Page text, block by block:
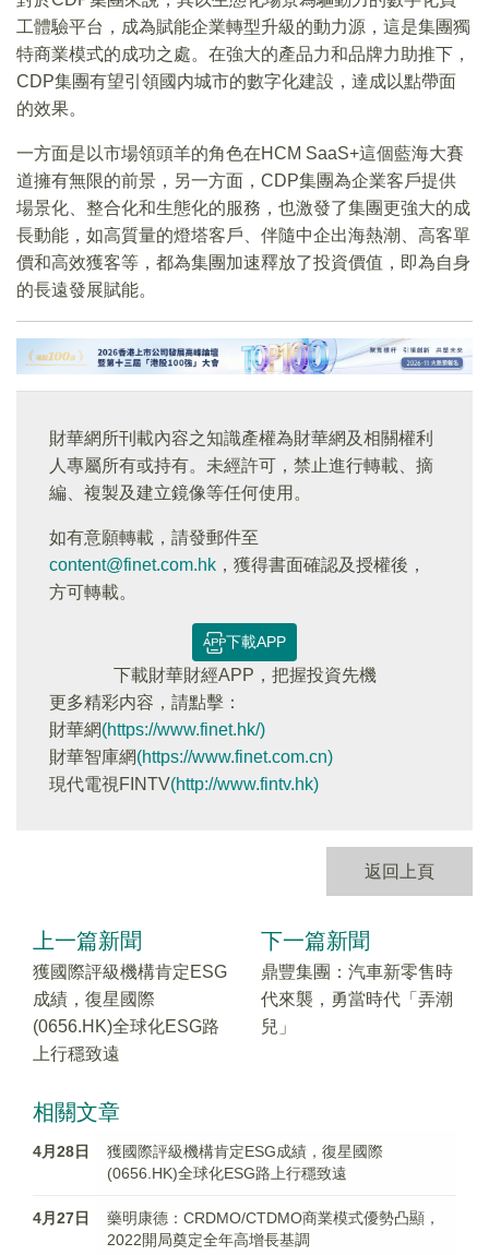
工體驗平台，成為賦能企業轉型升級的動力源，這是集團獨
特商業模式的成功之處。在強大的產品力和品牌力助推下，
CDP集團有望引領國内城市的數字化建設，達成以點帶面
的效果。
一方面是以市場領頭羊的角色在HCM SaaS+這個藍海大賽
道擁有無限的前景，另一方面，CDP集團為企業客戶提供
場景化、整合化和生態化的服務，也激發了集團更強大的成
長動能，如高質量的燈塔客戶、伴隨中企出海熱潮、高客單
價和高效獲客等，都為集團加速釋放了投資價值，即為自身
的長遠發展賦能。
財華網所刊載內容之知識產權為財華網及相關權利
人專屬所有或持有。未經許可，禁止進行轉載、摘
編、複製及建立鏡像等任何使用。
如有意願轉載，請發郵件至
content@finet.com.hk ，獲得書面確認及授權後，
方可轉載。
下載APP
下載財華財經APP，把握投資先機
更多精彩内容，請點擊：
財華網(https://www.finet.hk/)
財華智庫網(https://www.finet.com.cn)
現代電視FINTV(http://www.fintv.hk)
返回上頁
上一篇新聞
獲國際評級機構肯定ESG
成績，復星國際
(0656.HK)全球化ESG路
上行穩致遠
下一篇新聞
鼎豐集團：汽車新零售時
代來襲，勇當時代「弄潮
兒」
相關文章
4月28日
獲國際評級機構肯定ESG成績，復星國際
(0656.HK)全球化ESG路上行穩致遠
4月27日
藥明康德：CRDMO/CTDMO商業模式優勢凸顯，
2022開局奠定全年高增長基調